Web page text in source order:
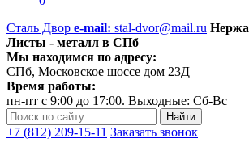
Сталь Двор e-mail: stal-dvor@mail.ru
Листы - металл в СПб
Мы находимся по адресу:
СПб, Московское шоссе дом 23Д
Время работы:
пн-пт с 9:00 до 17:00. Выходные: Сб-Вс
+7 (812) 209-15-11 Заказать звонок